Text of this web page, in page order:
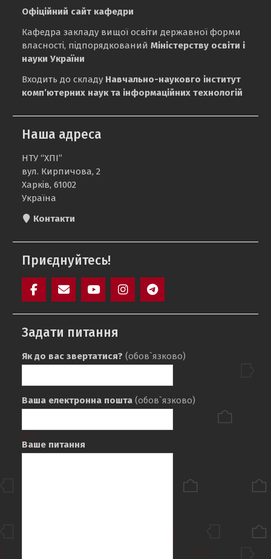
Офіційний сайт кафедри
Кафедра закладу вищої освіти державної форми
власності, підпорядкованийМіністерству освіти і
науки України
Входить до складу Навчально-науковго інститут
комп’ютерних наук та інформаційних технологій
Наша адреса
НТУ “ХПІ”
вул. Кирпичова, 2
Харків, 61002
Україна
Контакти
Приєднуйтесь!
Задати питання
Як до вас звертатися? (обов`язково)
Ваша електронна пошта (обов`язково)
Ваше питання